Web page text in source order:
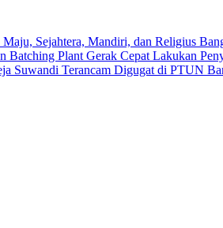
Sejahtera, Mandiri, dan Religius
Batching Plant Gerak Cepat Lakukan
Suwandi Terancam Digugat di PTUN